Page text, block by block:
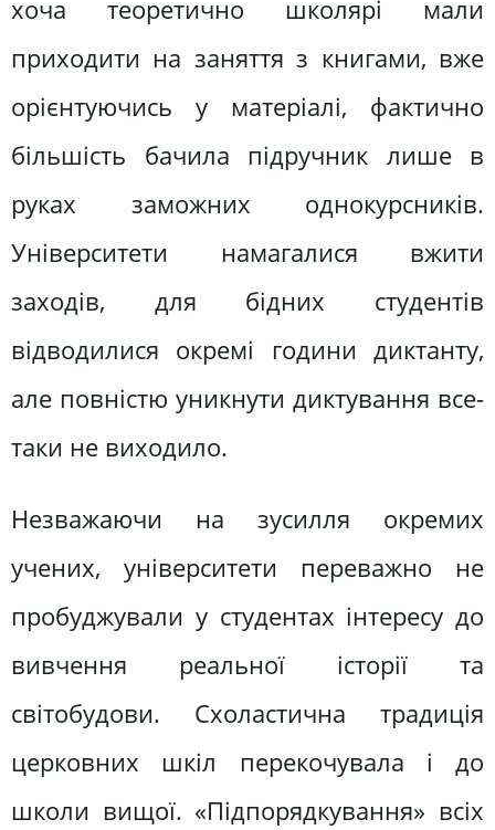
хоча теоретично школярі мали
приходити на заняття з книгами, вже
орієнтуючись у матеріалі, фактично
більшість бачила підручник лише в
руках заможних однокурсників.
Університети намагалися вжити
заходів, для бідних студентів
відводилися окремі години диктанту,
але повністю уникнути диктування все-
таки не виходило.
Незважаючи на зусилля окремих
учених, університети переважно не
пробуджували у студентах інтересу до
вивчення реальної історії та
світобудови. Схоластична традиція
церковних шкіл перекочувала і до
школи вищої. «Підпорядкування» всіх